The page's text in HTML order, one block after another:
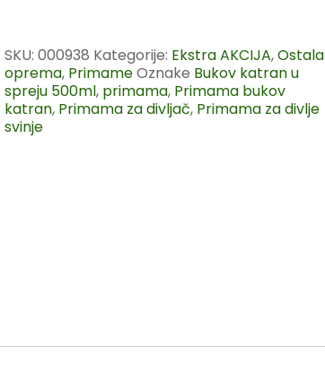
SKU: 000938 Kategorije: Ekstra AKCIJA,Ostala
oprema, PrimameOznake Bukov katran u
spreju 500ml, primama, Primama bukov
katran, Primama za divljač, Primama za divlje
svinje